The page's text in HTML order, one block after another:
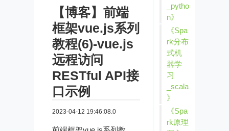
【博客】前端
框架vue.js系列
教程(6)-vue.js
远程访问
RESTful API接
口示例
2023-04-12 19:46:08.0
_pytho
n》
《Spa
rk分布
式机
器学
习
_scala
》
《Spa
rk原理